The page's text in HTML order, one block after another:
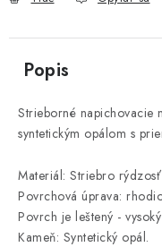
Popis
Strieborné napichovacie
syntetickým opálom s
Materiál: Striebro
Povrchová úprava:
Povrch je leštený -
Kameň: Syntetický opál.